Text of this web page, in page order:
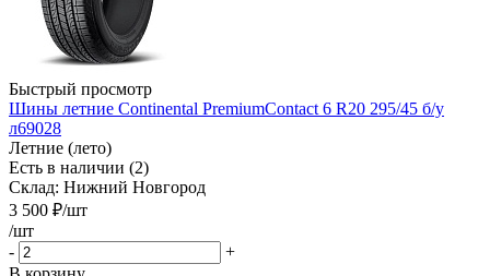
Быстрый просмотр
Шины летние Continental PremiumContact 6 R20 295/45 б/у
л69028
Летние (лето)
Есть в наличии (2)
Склад: Нижний Новгород
3 500 ₽/шт
/шт
-
+